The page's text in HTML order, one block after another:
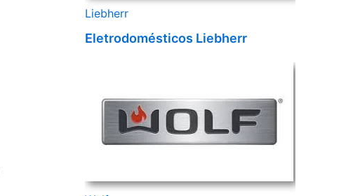
Liebherr
Eletrodomésticos Liebherr